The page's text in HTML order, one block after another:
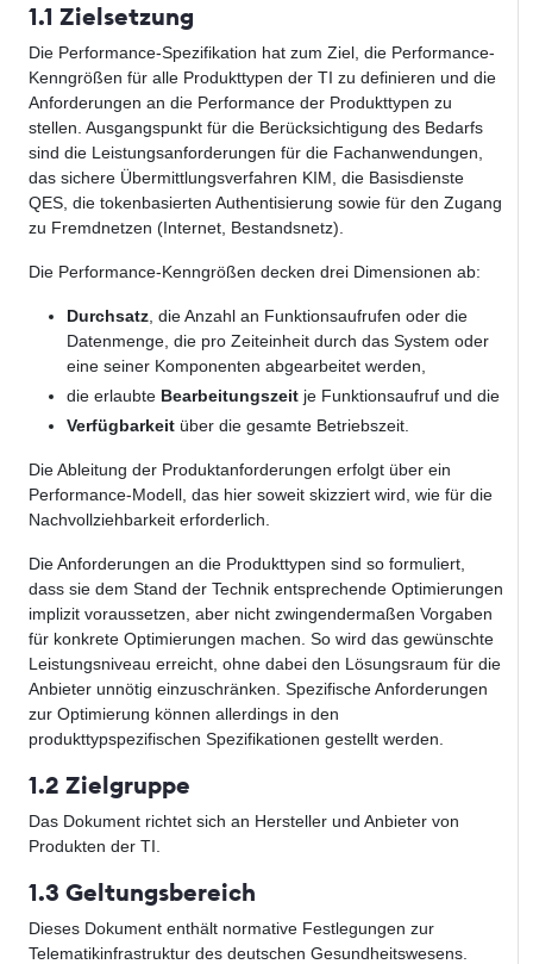
1.1 Zielsetzung
Die Performance-Spezifikation hat zum Ziel, die Performance-
Kenngrößen für alle Produkttypen der TI zu definieren und die
Anforderungen an die Performance der Produkttypen zu
stellen. Ausgangspunkt für die Berücksichtigung des Bedarfs
sind die Leistungsanforderungen für die Fachanwendungen,
das sichere Übermittlungsverfahren KIM, die Basisdienste
QES, die tokenbasierten Authentisierung sowie für den Zugang
zu Fremdnetzen (Internet, Bestandsnetz).
Die Performance-Kenngrößen decken drei Dimensionen ab:
Durchsatz, die Anzahl an Funktionsaufrufen oder die
Datenmenge, die pro Zeiteinheit durch das System oder
eine seiner Komponenten abgearbeitet werden,
die erlaubte Bearbeitungszeit je Funktionsaufruf und die
Verfügbarkeit über die gesamte Betriebszeit.
Die Ableitung der Produktanforderungen erfolgt über ein
Performance-Modell, das hier soweit skizziert wird, wie für die
Nachvollziehbarkeit erforderlich.
Die Anforderungen an die Produkttypen sind so formuliert,
dass sie dem Stand der Technik entsprechende Optimierungen
implizit voraussetzen, aber nicht zwingendermaßen Vorgaben
für konkrete Optimierungen machen. So wird das gewünschte
Leistungsniveau erreicht, ohne dabei den Lösungsraum für die
Anbieter unnötig einzuschränken. Spezifische Anforderungen
zur Optimierung können allerdings in den
produkttypspezifischen Spezifikationen gestellt werden.
1.2 Zielgruppe
Das Dokument richtet sich an Hersteller und Anbieter von
Produkten der TI.
1.3 Geltungsbereich
Dieses Dokument enthält normative Festlegungen zur
Telematikinfrastruktur des deutschen Gesundheitswesens.